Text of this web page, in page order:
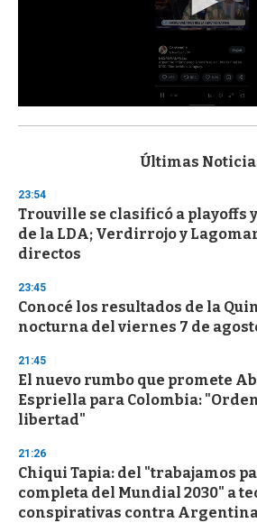
s
d
s
o
f
3
s
e
c
o
d
s
Últimas
23:54
Trouville se clasificó a playoffs
de la LDA; Verdirrojo y
directos
23:45
Conocé los resultados de la
nocturna del viernes 7 de
21:45
El nuevo rumbo que promete
Espriella para Colombia:
libertad"
21:26
Chiqui Tapia: del "trabajamos
completa del Mundial 2030" a
conspirativas contra